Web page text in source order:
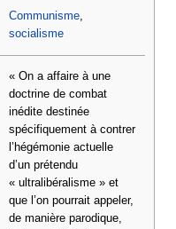
Communisme,
socialisme
« On a affaire à une
doctrine de combat
inédite destinée
spécifiquement à contrer
l’hégémonie actuelle
d’un prétendu
« ultralibéralisme » et
que l’on pourrait appeler,
de manière parodique,